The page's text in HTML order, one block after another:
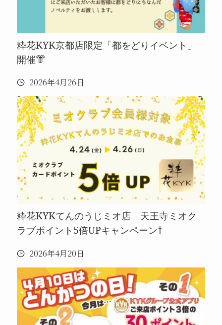
粋花KYK京都店限定「都をどりイベント」
開催👘
2026年4月26日
粋花KYKてんのうじミオ店 天王寺ミオク
ラブポイント5倍UPキャンペーン⇧
2026年4月20日